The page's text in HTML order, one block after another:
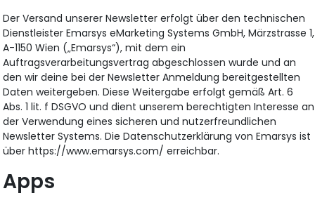
Der Versand unserer Newsletter erfolgt über den technischen
Dienstleister Emarsys eMarketing Systems GmbH, Märzstrasse 1,
A-1150 Wien („Emarsys“), mit dem ein
Auftragsverarbeitungsvertrag abgeschlossen wurde und an
den wir deine bei der Newsletter Anmeldung bereitgestellten
Daten weitergeben. Diese Weitergabe erfolgt gemäß Art. 6
Abs. 1 lit. f DSGVO und dient unserem berechtigten Interesse an
der Verwendung eines sicheren und nutzerfreundlichen
Newsletter Systems. Die Datenschutzerklärung von Emarsys ist
über https://www.emarsys.com/ erreichbar.
Apps